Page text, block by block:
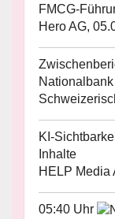
FMCG-
Hero AG,
KI-
Inhalte
HELP Media
05:40 Uhr